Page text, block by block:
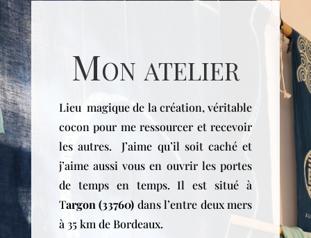
Mon atelier
Lieu magique de la création, véritable
cocon pour me ressourcer et recevoir
les autres. J’aime qu’il soit caché et
j’aime aussi vous en ouvrir les portes
de temps en temps. Il est situé à
Targon (33760) dans l’entre deux mers
à 35 km de Bordeaux.